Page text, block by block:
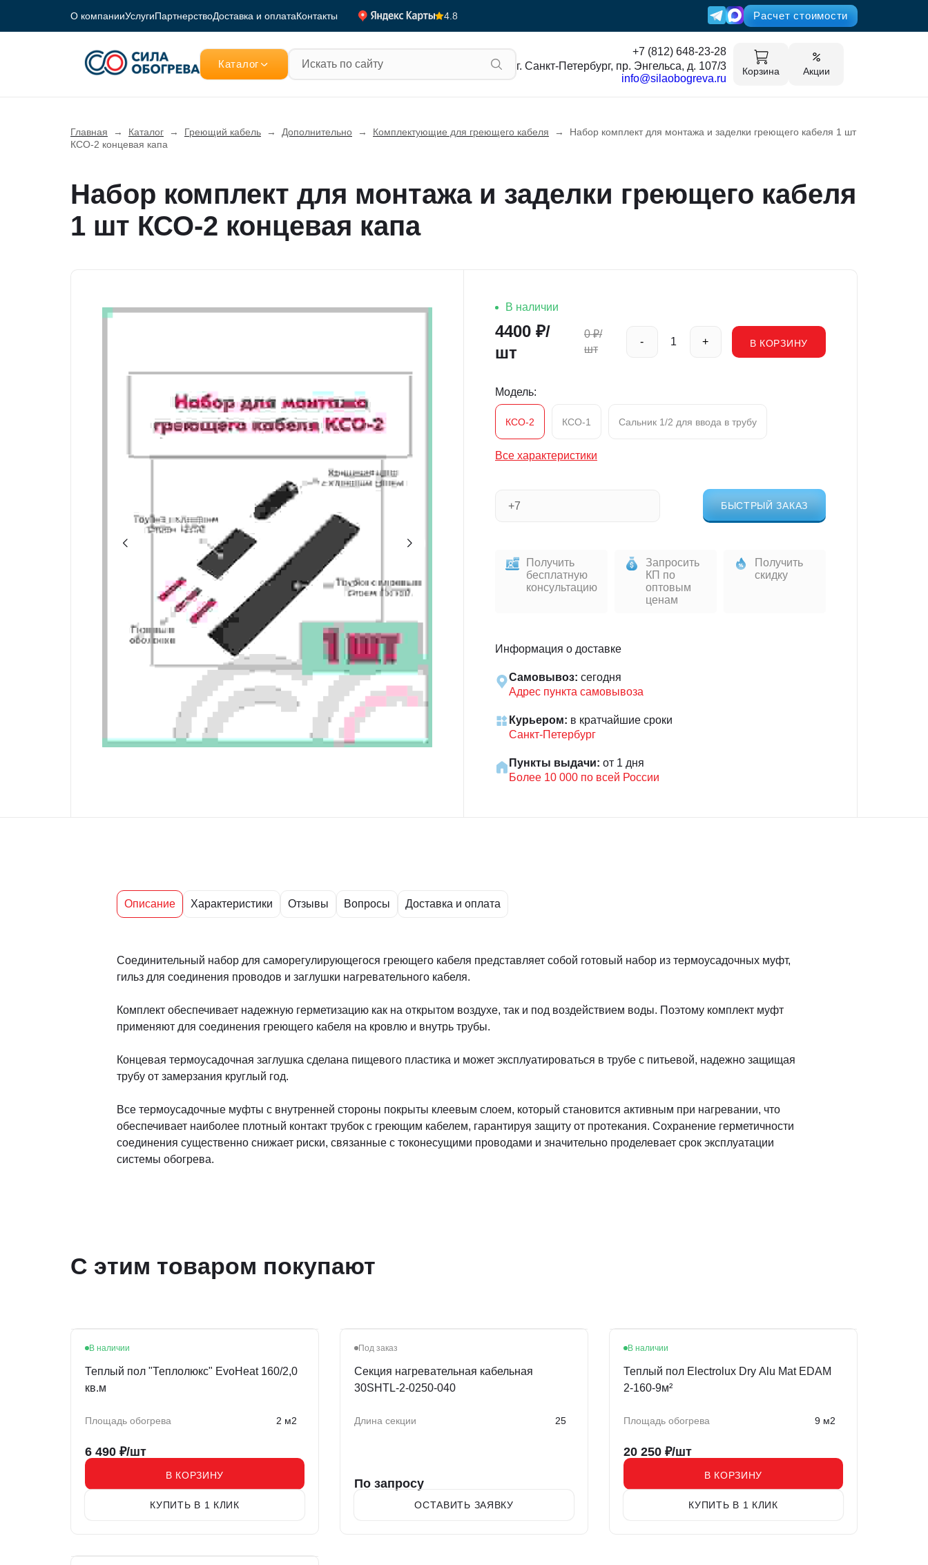
О компанииУслугиПартнерствоДоставка и оплатаКонтакты 4.8 Расчет стоимости
Каталог
+7 (812) 648-23-28
г. Санкт-Петербург, пр. Энгельса, д. 107/3
info@silaobogreva.ru
Корзина Акции
Главная → Каталог → Греющий кабель → Дополнительно → Комплектующие для греющего кабеля →
Набор комплект для монтажа и заделки греющего кабеля 1 шт
КСО-2 концевая капа
Набор комплект для монтажа и заделки греющего кабеля
1 шт КСО-2 концевая капа
В наличии
4400 ₽/
шт
0 ₽/
шт
- + В КОРЗИНУ
Модель:
КСО-2 КСО-1 Сальник 1/2 для ввода в трубу
Все характеристики
БЫСТРЫЙ ЗАКАЗ
Получить
бесплатную
консультацию
Запросить
КП по
оптовым
ценам
Получить
скидку
Информация о доставке
Самовывоз: сегодня
Адрес пункта самовывоза
Курьером: в кратчайшие сроки
Санкт-Петербург
Пункты выдачи: от 1 дня
Более 10 000 по всей России
Описание Характеристики Отзывы Вопросы Доставка и оплата
Соединительный набор для саморегулирующегося греющего кабеля представляет собой готовый набор из термоусадочных муфт,
гильз для соединения проводов и заглушки нагревательного кабеля.
Комплект обеспечивает надежную герметизацию как на открытом воздухе, так и под воздействием воды. Поэтому комплект муфт
применяют для соединения греющего кабеля на кровлю и внутрь трубы.
Концевая термоусадочная заглушка сделана пищевого пластика и может эксплуатироваться в трубе с питьевой, надежно защищая
трубу от замерзания круглый год.
Все термоусадочные муфты с внутренней стороны покрыты клеевым слоем, который становится активным при нагревании, что
обеспечивает наиболее плотный контакт трубок с греющим кабелем, гарантируя защиту от протекания. Сохранение герметичности
соединения существенно снижает риски, связанные с токонесущими проводами и значительно проделевает срок эксплуатации
системы обогрева.
С этим товаром покупают
В наличии
Теплый пол "Теплолюкс" EvoHeat 160/2,0
кв.м
Площадь обогрева 2 м2
6 490 ₽/шт
В КОРЗИНУ
КУПИТЬ В 1 КЛИК
Под заказ
Секция нагревательная кабельная
30SHTL-2-0250-040
Длина секции 25
По запросу
ОСТАВИТЬ ЗАЯВКУ
В наличии
Теплый пол Electrolux Dry Alu Mat EDAM
2-160-9м²
Площадь обогрева 9 м2
20 250 ₽/шт
В КОРЗИНУ
КУПИТЬ В 1 КЛИК